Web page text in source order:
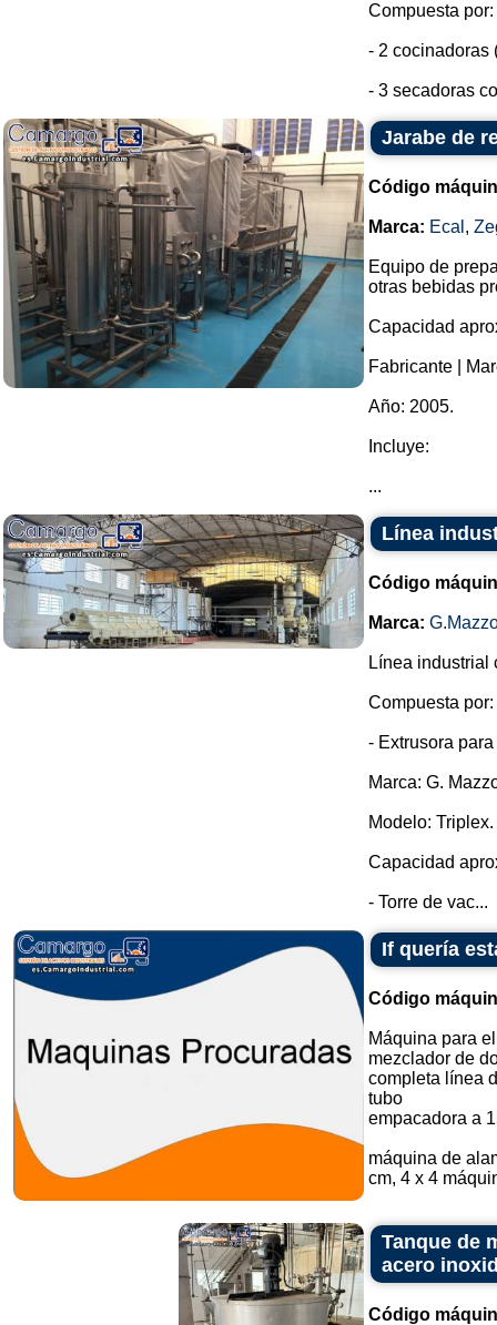
Compuesta por:
- 2 cocinadoras
- 3 secadoras
Jarabe de
Código
Marca: Ecal ,
Equipo de
otras bebidas
Capacidad
Fabricante |
Año: 2005.
Incluye:
...
Línea
Código
Marca:
Línea industrial
Compuesta por:
- Extrusora
Marca: G.
Modelo: Triplex.
Capacidad
- Torre de vac...
If quería
Código
Máquina para
mezclador de
completa línea
tubo
empacadora a
máquina de
cm, 4 x 4
Tanque de
acero
Código